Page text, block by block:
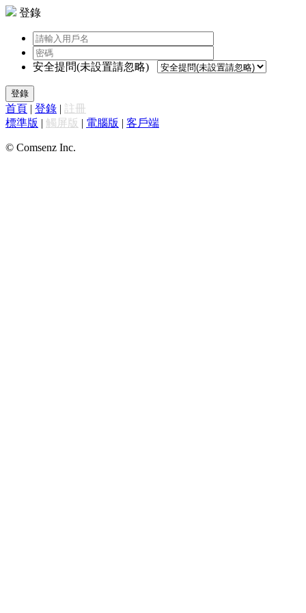
登錄
安全提問(未設置請忽略)
登錄
首頁 | 登錄 | 註冊
標準版 | 觸屏版 | 電腦版 | 客戶端
© Comsenz Inc.